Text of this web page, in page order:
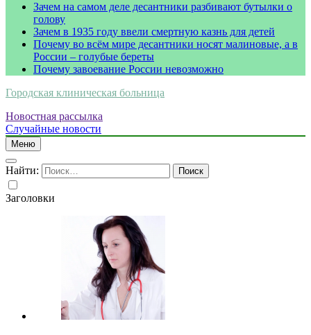
Зачем на самом деле десантники разбивают бутылки о
голову
Зачем в 1935 году ввели смертную казнь для детей
Почему во всём мире десантники носят малиновые, а в
России – голубые береты
Почему завоевание России невозможно
Городская клиническая больница
Новостная рассылка
Случайные новости
Меню
Найти:
Заголовки